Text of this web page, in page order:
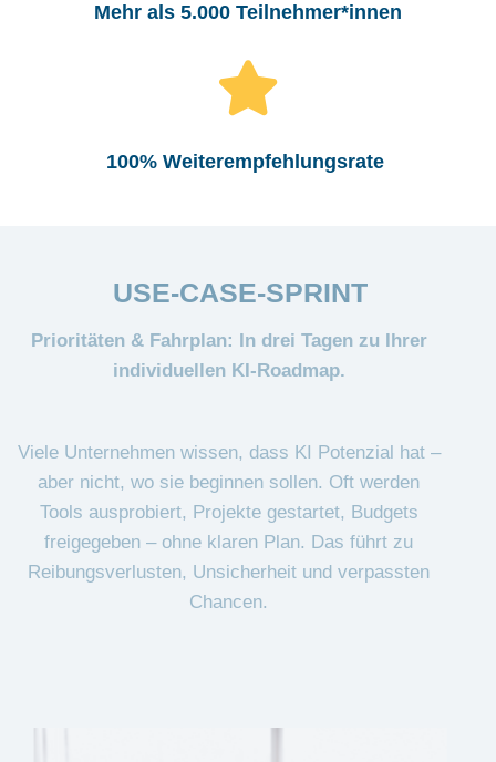
Mehr als 5.000 Teilnehmer*innen
100% Weiterempfehlungsrate
USE-CASE-SPRINT
Prioritäten & Fahrplan: In drei Tagen zu Ihrer
individuellen KI-Roadmap.
Viele Unternehmen wissen, dass KI Potenzial hat –
aber nicht, wo sie beginnen sollen. Oft werden
Tools ausprobiert, Projekte gestartet, Budgets
freigegeben – ohne klaren Plan. Das führt zu
Reibungsverlusten, Unsicherheit und verpassten
Chancen.